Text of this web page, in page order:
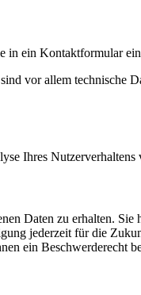
in ein Kontaktformular
vor allem technische
Ihres Nutzerverhaltens
Daten zu erhalten.
jederzeit für die
ein Beschwerderecht